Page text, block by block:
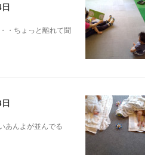
・ちょっと離れて聞
あんよが並んでる